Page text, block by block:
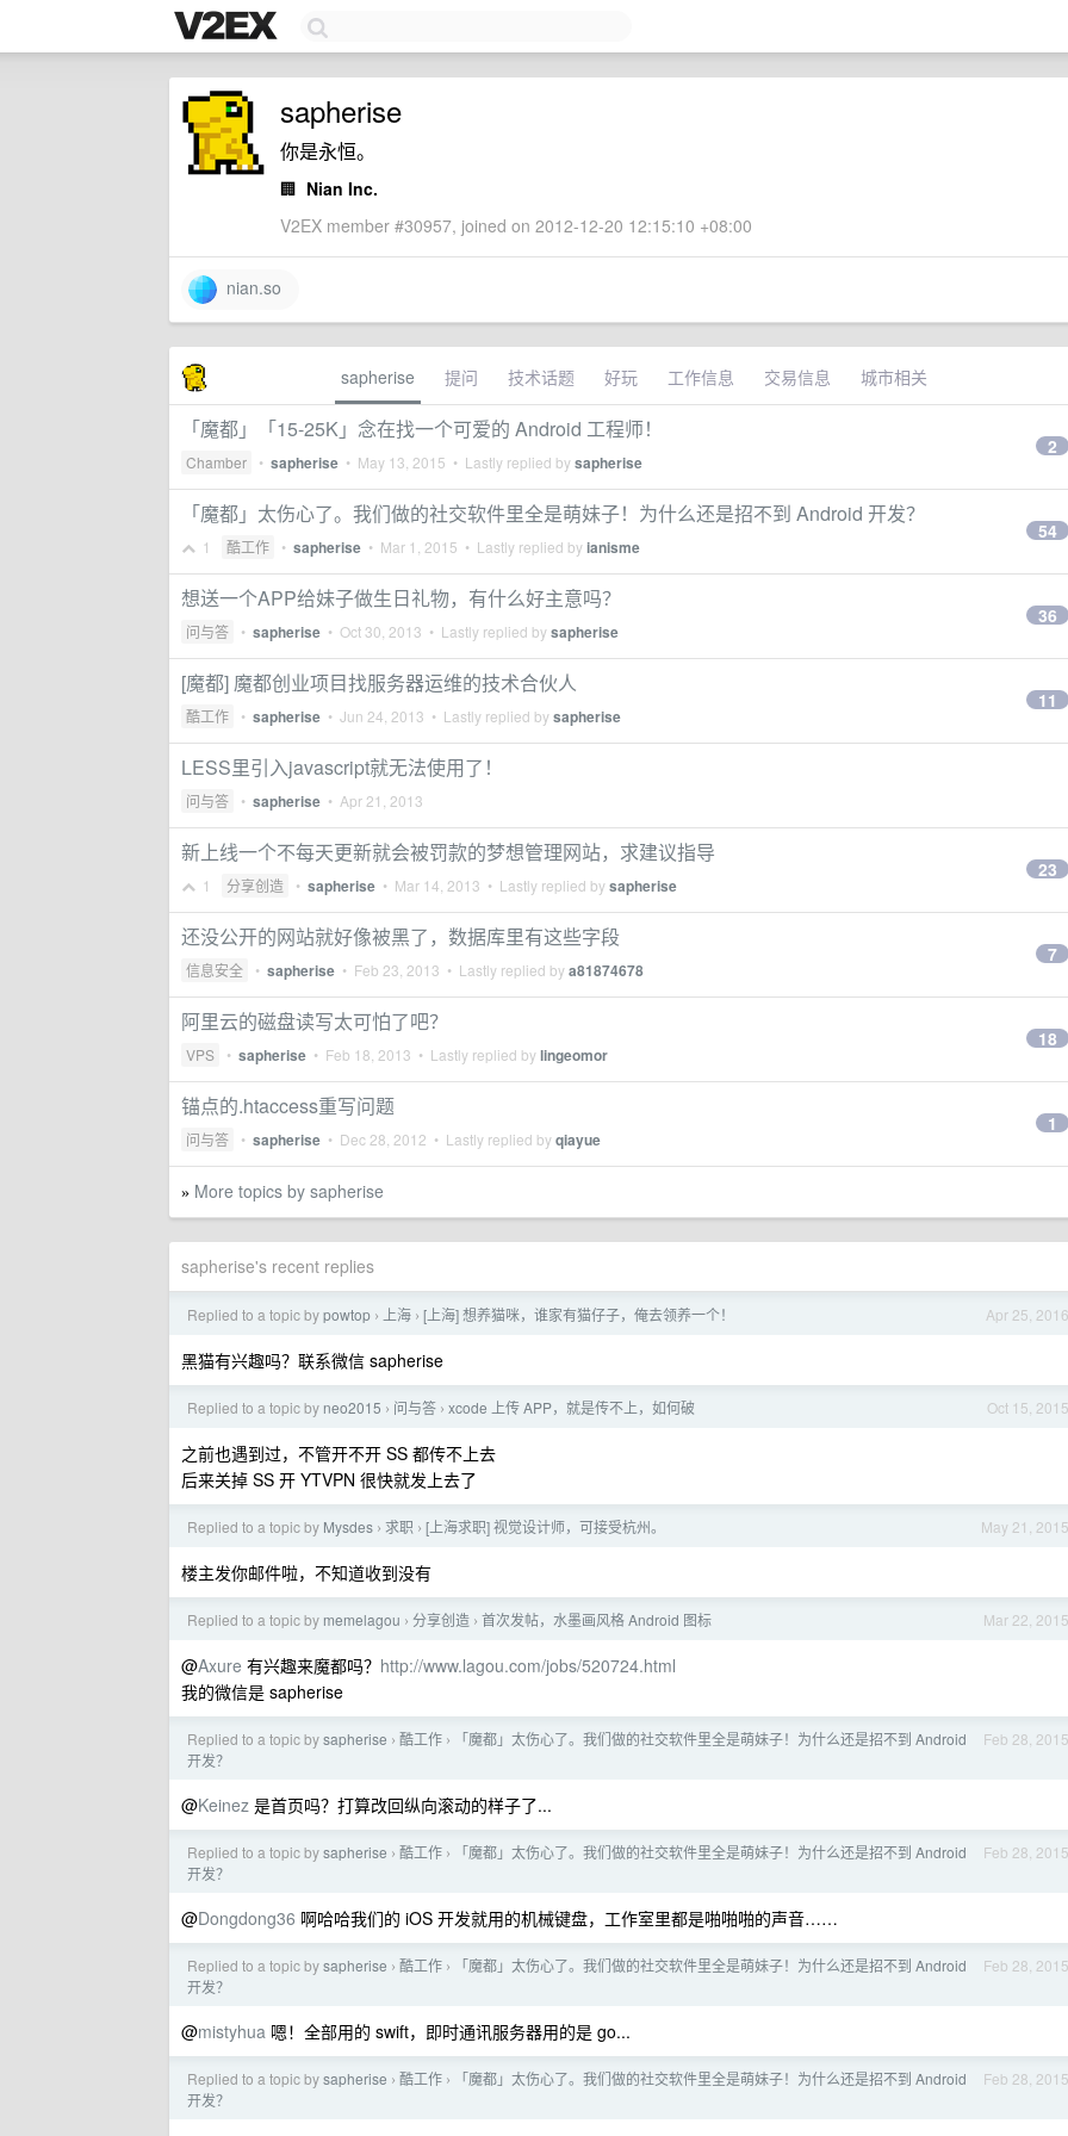
sapherise
你是永恒。
🏢 Nian Inc.
V2EX member #30957, joined on 2012-12-20 12:15:10 +08:00
nian.so
sapherise 提问 技术话题 好玩 工作信息 交易信息 城市相关
「魔都」「15-25K」念在找一个可爱的 Android 工程师！
Chamber • sapherise • May 13, 2015 • Lastly replied bysapherise
2
「魔都」太伤心了。我们做的社交软件里全是萌妹子！为什么还是招不到 Android 开发？
1 酷工作 • sapherise • Mar 1, 2015 • Lastly replied byianisme
54
想送一个APP给妹子做生日礼物，有什么好主意吗？
问与答 • sapherise • Oct 30, 2013 • Lastly replied bysapherise
36
[魔都] 魔都创业项目找服务器运维的技术合伙人
酷工作 • sapherise • Jun 24, 2013 • Lastly replied bysapherise
11
LESS里引入javascript就无法使用了！
问与答 • sapherise • Apr 21, 2013
新上线一个不每天更新就会被罚款的梦想管理网站，求建议指导
1 分享创造 • sapherise • Mar 14, 2013 • Lastly replied bysapherise
23
还没公开的网站就好像被黑了，数据库里有这些字段
信息安全 • sapherise • Feb 23, 2013 • Lastly replied bya81874678
7
阿里云的磁盘读写太可怕了吧？
VPS • sapherise • Feb 18, 2013 • Lastly replied bylingeomor
18
锚点的.htaccess重写问题
问与答 • sapherise • Dec 28, 2012 • Lastly replied byqiayue
1
» More topics by sapherise
sapherise's recent replies
Apr 25, 2016
Replied to a topic bypowtop › 上海 › [上海] 想养猫咪，谁家有猫仔子，俺去领养一个！
黑猫有兴趣吗？联系微信 sapherise
Oct 15, 2015
Replied to a topic by neo2015 › 问与答 › xcode 上传 APP，就是传不上，如何破
之前也遇到过，不管开不开 SS 都传不上去
后来关掉 SS 开 YTVPN 很快就发上去了
May 21, 2015
Replied to a topic by Mysdes › 求职 › [上海求职] 视觉设计师，可接受杭州。
楼主发你邮件啦，不知道收到没有
Mar 22, 2015
Replied to a topic by memelagou › 分享创造 › 首次发帖，水墨画风格 Android 图标
@Axure 有兴趣来魔都吗？ http://www.lagou.com/jobs/520724.html
我的微信是 sapherise
Feb 28, 2015
Replied to a topic bysapherise › 酷工作 ›
「魔都」太伤心了。我们做的社交软件里全是萌妹子！为什么还是招不到 Android
开发？
@Keinez 是首页吗？打算改回纵向滚动的样子了...
Feb 28, 2015
Replied to a topic bysapherise › 酷工作 ›
「魔都」太伤心了。我们做的社交软件里全是萌妹子！为什么还是招不到 Android
开发？
@Dongdong36 啊哈哈我们的 iOS 开发就用的机械键盘，工作室里都是啪啪啪的声音……
Feb 28, 2015
Replied to a topic bysapherise › 酷工作 ›
「魔都」太伤心了。我们做的社交软件里全是萌妹子！为什么还是招不到 Android
开发？
@mistyhua 嗯！全部用的 swift，即时通讯服务器用的是 go...
Feb 28, 2015
Replied to a topic bysapherise › 酷工作 ›
「魔都」太伤心了。我们做的社交软件里全是萌妹子！为什么还是招不到 Android
开发？